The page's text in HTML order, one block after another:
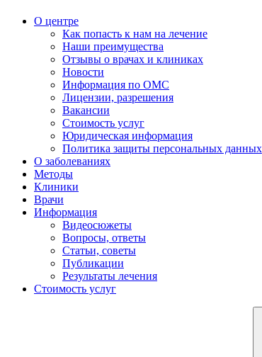
О центре
Как попасть к нам на лечение
Наши преимущества
Отзывы о врачах и клиниках
Новости
Информация по ОМС
Лицензии, разрешения
Вакансии
Стоимость услуг
Юридическая информация
Политика защиты персональных данных
О заболеваниях
Методы
Клиники
Врачи
Информация
Видеосюжеты
Вопросы, ответы
Статьи, советы
Публикации
Результаты лечения
Стоимость услуг